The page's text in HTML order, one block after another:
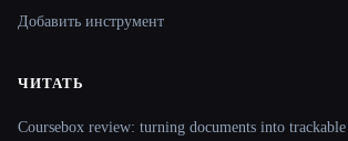
Добавить инструмент
ЧИТАТЬ
Coursebox review: turning documents into